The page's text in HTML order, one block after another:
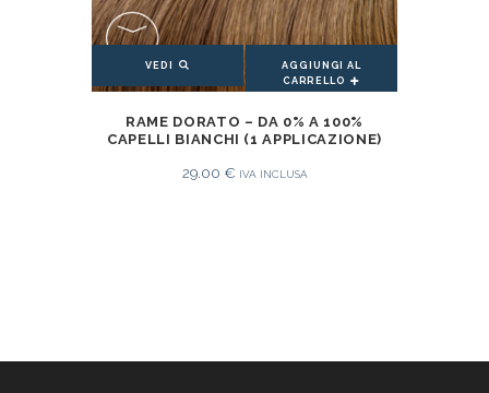
VEDI
AGGIUNGI AL
CARRELLO
RAME DORATO – DA 0% A 100%
CAPELLI BIANCHI (1 APPLICAZIONE)
29.00 € IVA INCLUSA